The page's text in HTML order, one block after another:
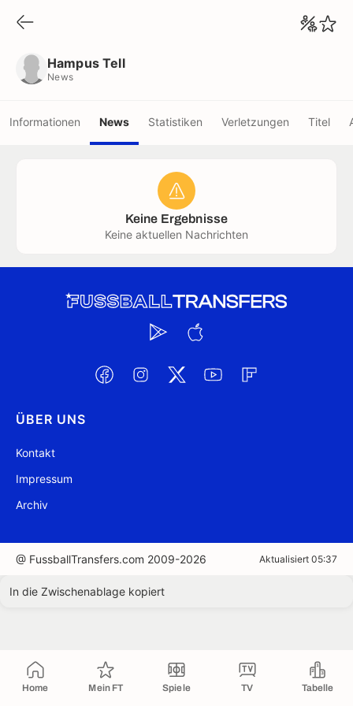
Home Mein FT Spiele TV Tabelle
Hampus Tell
News
Informationen News Statistiken Verletzungen Titel
Keine Ergebnisse
Keine aktuellen Nachrichten
ÜBER UNS
Kontakt
Impressum
Archiv
@ FussballTransfers.com 2009-2026 Aktualisiert 05:37
In die Zwischenablage kopiert